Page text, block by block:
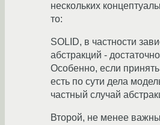
нескольких
то:
SOLID, в частности
абстракций -
Особенно, если
есть по сути дела
частный случай
Второй, не менее